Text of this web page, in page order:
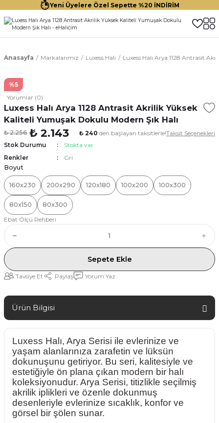
Yeni Üyelere Özel Sepette %20 İNDİRİM
Anasayfa Markalarımız Luxess Halı Luxess Halı Arya 1128 Antrasit
%5
Yorumlar (0)
Luxess Halı Arya 1128 Antrasit Akrilik Yüksek
Kaliteli Yumuşak Dokulu Modern Şık Halı
₺ 2.256 ₺ 2.143 ₺ 240 den başlayan taksitlerle!Taksit Seçenekleri
Stok Durumu
Stokta var
Renkler
Gri
Boyut
160x230 200x290 120x180 100x200 100x300
80x150
80x300
Ebat Ölçü Rehberi
Sepete Ekle
Tavsiye Et Paylaş Yorum Yaz
Ürün Bilgisi
Luxess Halı, Arya Serisi ile evlerinize ve
yaşam alanlarınıza zarafetin ve lüksün
dokunuşunu getiriyor. Bu seri, kalitesiyle ve
estetiğiyle ön plana çıkan modern bir halı
koleksiyonudur. Arya Serisi, titizlikle seçilmiş
akrilik iplikleri ve özenle dokunmuş
desenleriyle evlerinize sıcaklık, konfor ve
görsel bir şölen sunar.